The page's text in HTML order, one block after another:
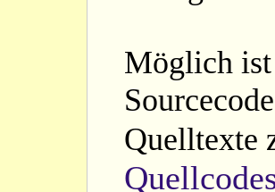
Möglich ist
Quelltexte